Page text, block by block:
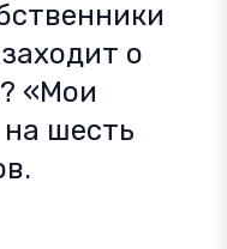
о
«Мои
шесть